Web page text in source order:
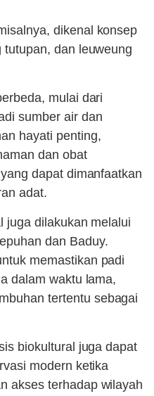
dikenal konsep
tutupan, dan leuweung
mulai dari
sumber air dan
hayati penting,
dan obat
dapat dimanfaatkan
adat.
juga dilakukan melalui
dan Baduy.
memastikan padi
dalam waktu lama,
tertentu sebagai
biokultural juga dapat
modern ketika
akses terhadap wilayah